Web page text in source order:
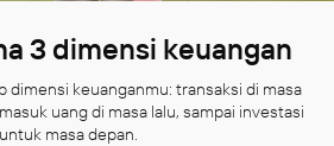
3 dimensi keuangan
dimensi keuanganmu: transaksi di masa
uang di masa lalu, sampai investasi
untuk masa depan.